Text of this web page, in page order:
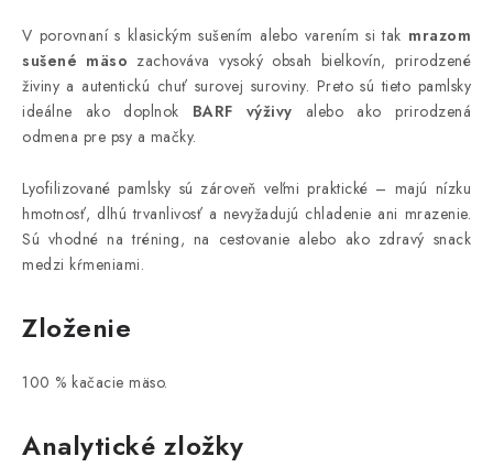
V porovnaní s klasickým sušením alebo varením si tak mrazom
sušené mäso zachováva vysoký obsah bielkovín, prirodzené
živiny a autentickú chuť surovej suroviny. Preto sú tieto pamlsky
ideálne ako doplnok BARF výživy alebo ako prirodzená
odmena pre psy a mačky.
Lyofilizované pamlsky sú zároveň veľmi praktické – majú nízku
hmotnosť, dlhú trvanlivosť a nevyžadujú chladenie ani mrazenie.
Sú vhodné na tréning, na cestovanie alebo ako zdravý snack
medzi kŕmeniami.
Zloženie
100 % kačacie mäso.
Analytické zložky